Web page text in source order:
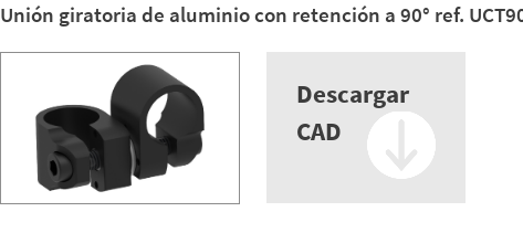
Unión giratoria de aluminio con retención a 90° ref.
Descargar
CAD